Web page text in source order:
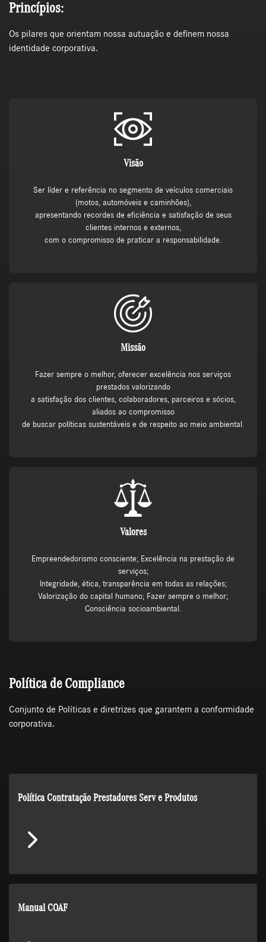
Princípios:
Os pilares que orientam nossa autuação e definem nossa
identidade corporativa.
Visão
Ser líder e referência no segmento de veículos comerciais
(motos, automóveis e caminhões),
apresentando recordes de eficiência e satisfação de seus
clientes internos e externos,
com o compromisso de praticar a responsabilidade.
Missão
Fazer sempre o melhor, oferecer excelência nos serviços
prestados valorizando
a satisfação dos clientes, colaboradores, parceiros e sócios,
aliados ao compromisso
de buscar políticas sustentáveis e de respeito ao meio ambiental.
Valores
Empreendedorismo consciente; Excelência na prestação de
serviços;
Integridade, ética, transparência em todas as relações;
Valorização do capital humano; Fazer sempre o melhor;
Consciência socioambiental.
Política de Compliance
Conjunto de Políticas e diretrizes que garantem a conformidade
corporativa.
Política Contratação Prestadores Serv e Produtos
Manual COAF